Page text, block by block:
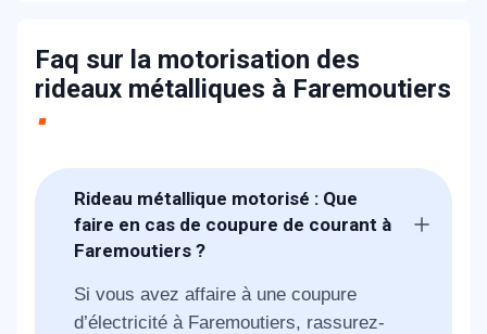
Faq sur la motorisation des
rideaux métalliques à Faremoutiers
Rideau métallique motorisé : Que
faire en cas de coupure de courant à
Faremoutiers ?
Si vous avez affaire à une coupure
d’électricité à Faremoutiers, rassurez-